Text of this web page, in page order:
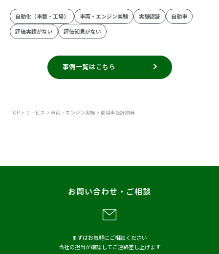
自動化（車載・工場） 車両・エンジン実験 実験認証
自動車
評価実績がない
評価知見がない
事例一覧はこちら
TOP サービス 車両・エンジン実験 商用車設計開発
お問い合わせ・ご相談
まずはお気軽にご相談ください
当社の担当が確認してご連絡差し上げます